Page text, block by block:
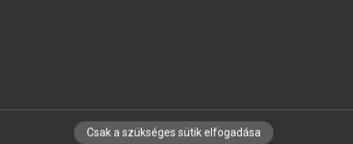
IRATKOZZ FEL HÍRLEVELÜNKRE!
Csak a szükséges sütik elfogadása